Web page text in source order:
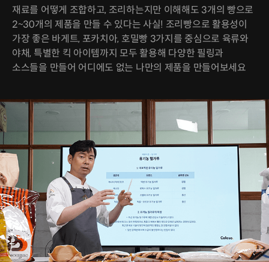
재료를 어떻게 조합하고, 조리하는지만 이해해도 3개의 빵으로
2~30개의 제품을 만들 수 있다는 사실! 조리빵으로 활용성이
가장 좋은 바게트, 포카치아, 호밀빵 3가지를 중심으로 육류와
야채, 특별한 킥 아이템까지 모두 활용해 다양한 필링과
소스들을 만들어 어디에도 없는 나만의 제품을 만들어보세요